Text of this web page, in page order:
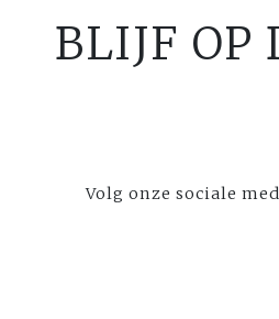
BLIJF OP
Volg onze sociale